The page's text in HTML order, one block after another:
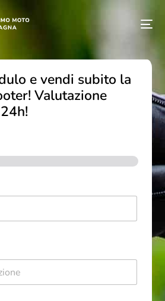
e vendi subito la
Valutazione